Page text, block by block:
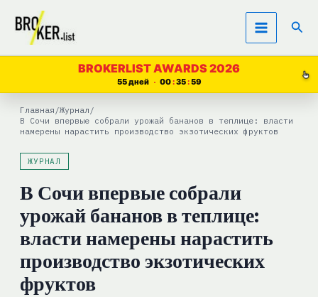
Перейти
содержимому
BROKERLIST AWARDS 2026
55 дней 00 35 58
Главная /Журнал /
В Сочи впервые собрали урожай бананов в теплице: власти
намерены нарастить производство экзотических фруктов
ЖУРНАЛ
В Сочи впервые собрали
урожай бананов в теплице:
власти намерены нарастить
производство экзотических
фруктов